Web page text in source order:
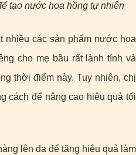
tạo nước hoa hồng tự nhiên
nhiều các sản phẩm nước hoa
cho mẹ bầu rất lành tính và
thời điểm này. Tuy nhiên, chị
cách để nâng cao hiệu quả tối